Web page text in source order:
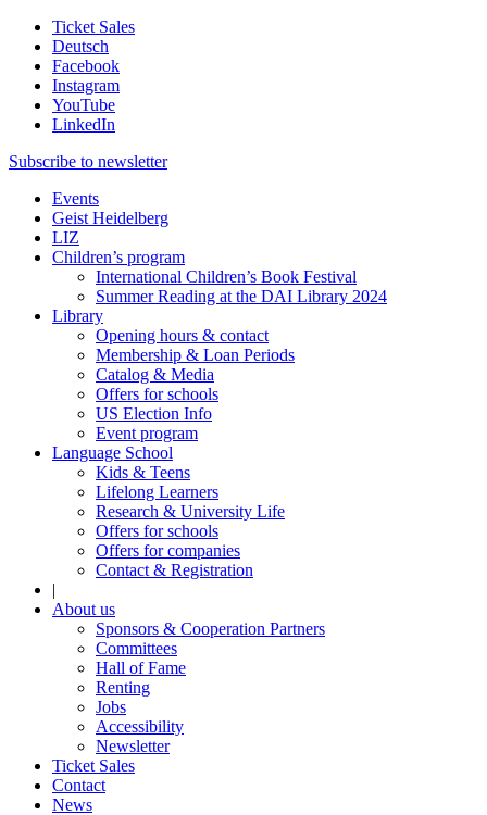
Ticket Sales
Deutsch
Facebook
Instagram
YouTube
LinkedIn
Subscribe to newsletter
Events
Geist Heidelberg
LIZ
Children’s program
International Children’s Book Festival
Summer Reading at the DAI Library 2024
Library
Opening hours & contact
Membership & Loan Periods
Catalog & Media
Offers for schools
US Election Info
Event program
Language School
Kids & Teens
Lifelong Learners
Research & University Life
Offers for schools
Offers for companies
Contact & Registration
|
About us
Sponsors & Cooperation Partners
Committees
Hall of Fame
Renting
Jobs
Accessibility
Newsletter
Ticket Sales
Contact
News